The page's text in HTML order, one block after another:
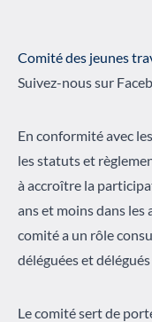
Comité des jeunes
Suivez-nous sur
En conformité avec
les statuts et
à accroître la
ans et moins dans les
comité a un rôle
déléguées et
Le comité sert de